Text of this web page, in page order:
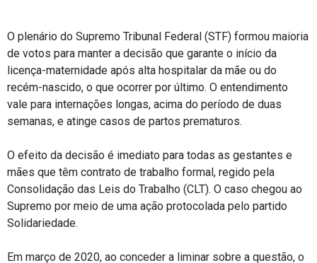
O plenário do Supremo Tribunal Federal (STF) formou maioria
de votos para manter a decisão que garante o início da
licença-maternidade após alta hospitalar da mãe ou do
recém-nascido, o que ocorrer por último. O entendimento
vale para internações longas, acima do período de duas
semanas, e atinge casos de partos prematuros.
O efeito da decisão é imediato para todas as gestantes e
mães que têm contrato de trabalho formal, regido pela
Consolidação das Leis do Trabalho (CLT). O caso chegou ao
Supremo por meio de uma ação protocolada pelo partido
Solidariedade.
Em março de 2020, ao conceder a liminar sobre a questão, o